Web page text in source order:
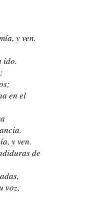
y ven.
ido.
en el
y ven.
de
voz,